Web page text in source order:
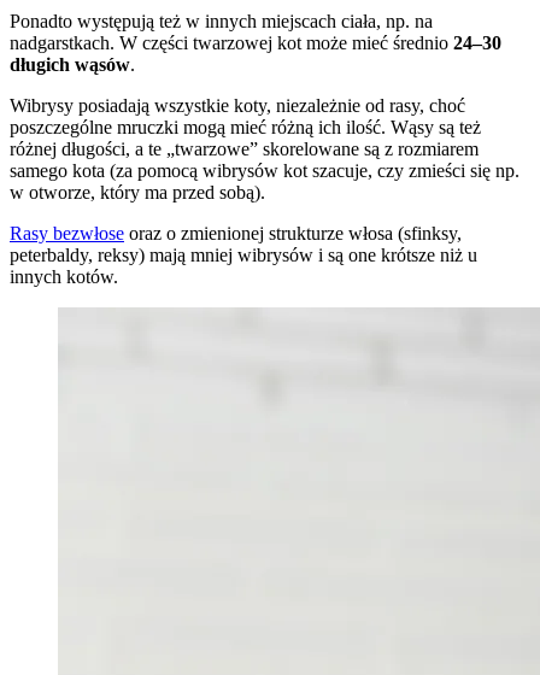
Ponadto występują też w innych miejscach ciała, np. na
nadgarstkach. W części twarzowej kot może mieć średnio 24–30
długich wąsów.
Wibrysy posiadają wszystkie koty, niezależnie od rasy, choć
poszczególne mruczki mogą mieć różną ich ilość. Wąsy są też
różnej długości, a te „twarzowe” skorelowane są z rozmiarem
samego kota (za pomocą wibrysów kot szacuje, czy zmieści się np.
w otworze, który ma przed sobą).
Rasy bezwłose oraz o zmienionej strukturze włosa (sfinksy,
peterbaldy, reksy) mają mniej wibrysów i są one krótsze niż u
innych kotów.